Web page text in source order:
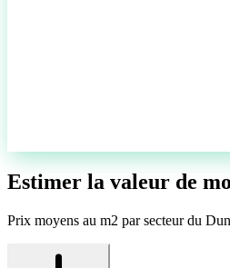
Estimer la valeur de
Prix moyens au m2 par secteur du